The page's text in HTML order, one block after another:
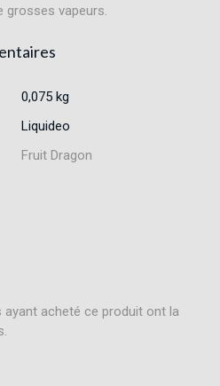
grosses vapeurs.
0,075 kg
Liquideo
Fruit Dragon
acheté ce produit ont la